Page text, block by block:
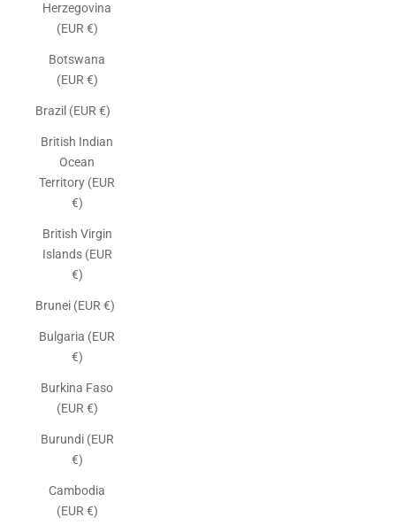
Herzegovina
(EUR €)
Botswana
(EUR €)
Brazil (EUR €)
British Indian
Ocean
Territory (EUR
€)
British Virgin
Islands (EUR
€)
Brunei (EUR €)
Bulgaria (EUR
€)
Burkina Faso
(EUR €)
Burundi (EUR
€)
Cambodia
(EUR €)